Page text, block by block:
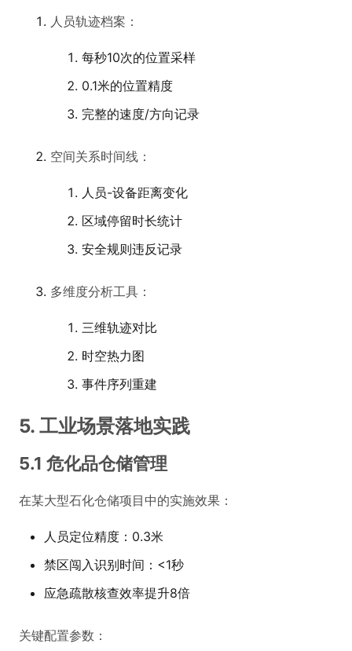
人员轨迹档案：
每秒10次的位置采样
0.1米的位置精度
完整的速度/方向记录
空间关系时间线：
人员-设备距离变化
区域停留时长统计
安全规则违反记录
多维度分析工具：
三维轨迹对比
时空热力图
事件序列重建
5. 工业场景落地实践
5.1 危化品仓储管理
在某大型石化仓储项目中的实施效果：
人员定位精度：0.3米
禁区闯入识别时间：<1秒
应急疏散核查效率提升8倍
关键配置参数：